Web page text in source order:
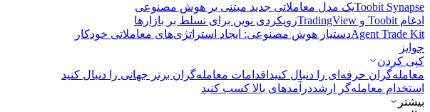
Toobit Synapseیک مدل معاملاتی جدید مبتنی بر هوش مصنوعی
ادغام Toobit و TradingView
رویکردی نوین برای تسلط بر بازارها
Agent Trade Kitدستیار هوش مصنوعی: ایجاد استراتژی‌های معاملاتی خودکار
جوایز
کپی‌ کردن
معامله‌گران حرفه‌ای را دنبال کنید اقدامات معامله‌گران برتر جهانی را دنبال کنید
استخدام معامله‌گر ارشددرآمد‌های بالا کسب کنید
بیشتر